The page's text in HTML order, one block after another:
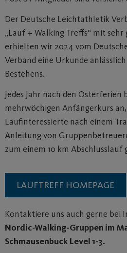
Der Deutsche Leichtathletik
„Lauf + Walking Treffs“ mit
erhielten wir 2024 vom
Verband eine Urkunde
Bestehens.
Jedes Jahr nach den Osterferien
mehrwöchigen Anfängerkurs
Laufinteressierte nach einem
Anleitung von
zum einem 10 km
LAUFTREFF HOMEPAGE
Kontaktiere uns auch gerne bei
Nordic-Walking-Gruppen im
Schmausenbuck Level 1-3.